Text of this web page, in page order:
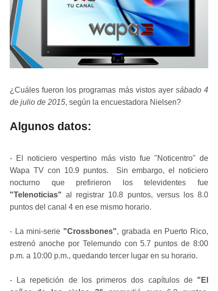
¿Cuáles fueron los programas más vistos ayer sábado 4
de julio de 2015, según la encuestadora Nielsen?
Algunos datos:
- El noticiero vespertino más visto fue "Noticentro" de
Wapa TV con 10.9 puntos. Sin embargo, el noticiero
nocturno que prefirieron los televidentes fue
"Telenoticias" al registrar 10.8 puntos, versus los 8.0
puntos del canal 4 en ese mismo horario.
- La mini-serie "Crossbones", grabada en Puerto Rico,
estrenó anoche por Telemundo con 5.7 puntos de 8:00
p.m. a 10:00 p.m., quedando tercer lugar en su horario.
- La repetición de los primeros dos capítulos de "El